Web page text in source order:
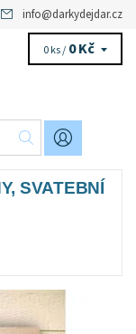
info@darkydejdar.cz
0 ks / 0 Kč
SVATEBNÍ